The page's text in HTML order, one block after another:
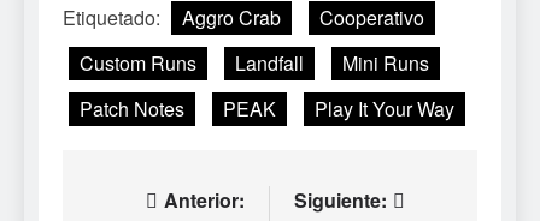
Etiquetado: Aggro Crab
Cooperativo
Custom Runs
Landfall
Mini Runs
Patch Notes
PEAK Play It Your Way
Navegación
Anterior:
Siguiente: